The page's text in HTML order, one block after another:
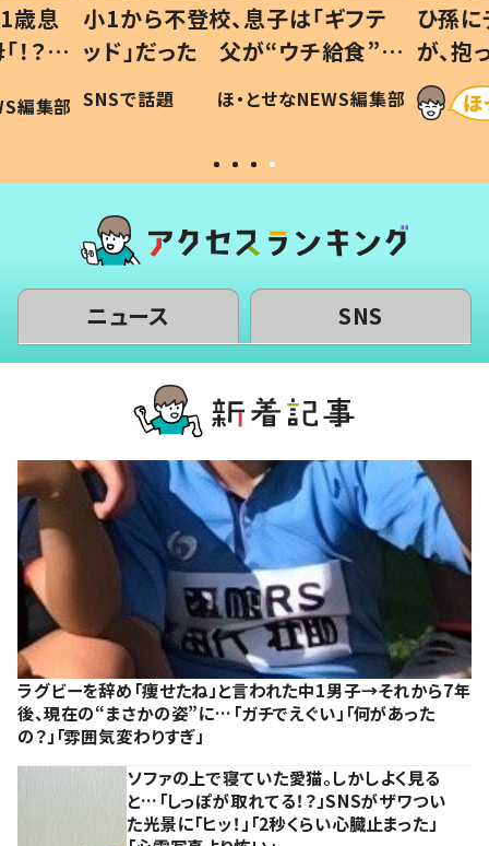
歳息
？」
編集部
小1から不登校、息子は「ギフテ
ッド」だった 父が“ウチ給食”を
作り続ける理由とは #令和の親
#令和の子
SNSで話題 ほ・とせなNEWS編集部
ひ孫
が、
「涙が
い」
ニュース SNS
ラグビーを辞め「痩せたね」と言われた中1男子→それから7年
後、現在の“まさかの姿”に…「ガチでえぐい」「何があった
の？」「雰囲気変わりすぎ」
ソファの上で寝ていた愛猫。しかしよく見る
と…「しっぽが取れてる！？」SNSがザワつい
た光景に「ヒッ！」「2秒くらい心臓止まった」